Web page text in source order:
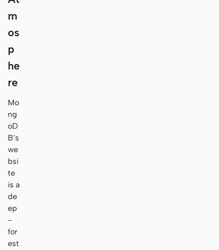
m
os
p
he
re
Mo
ng
oD
B’s
we
bsi
te
is a
de
ep
-
for
est